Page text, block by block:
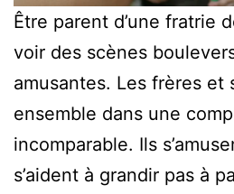
Être parent d’une fratrie
voir des scènes
amusantes. Les frères et
ensemble dans une
incomparable. Ils
s’aident à grandir pas à